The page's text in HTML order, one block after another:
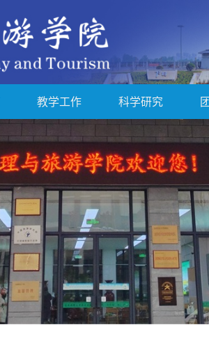
教学工作 科学研究